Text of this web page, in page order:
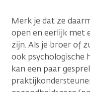
Merk je dat ze
open en eerlijk met
zijn. Als je broer of
ook psychologische
kan een paar